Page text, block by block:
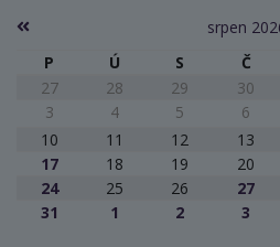
srpen
P
Ú S Č
27
28 29 30
3
4 5 6
10 11 12 13
17
18 19 20
24
25 26 27
31
1 2 3